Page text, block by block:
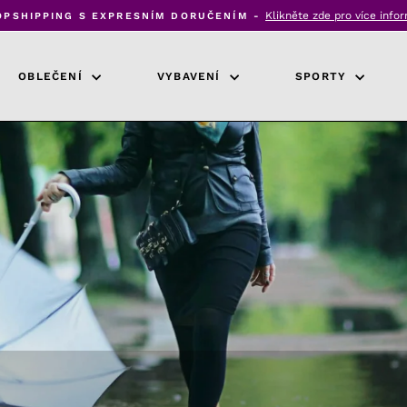
Pozastavit
S EXPRESNÍM DORUČENÍM - Klikněte zde pro více
OBLEČENÍ VYBAVENÍ SPORTY